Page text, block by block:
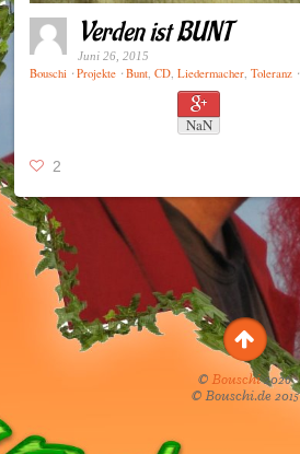
Verden ist BUNT
Juni 26, 2015
Bouschi ⋅ Projekte ⋅ Bunt,CD,Liedermacher,Toleranz ⋅
NaN
2
©Bouschi2026
© Bouschi.de 2015